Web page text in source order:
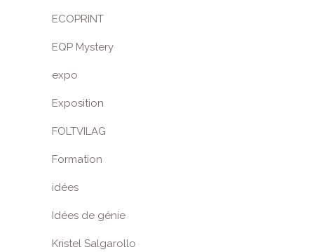
ECOPRINT
EQP Mystery
expo
Exposition
FOLTVILAG
Formation
idées
Idées de génie
Kristel Salgarollo